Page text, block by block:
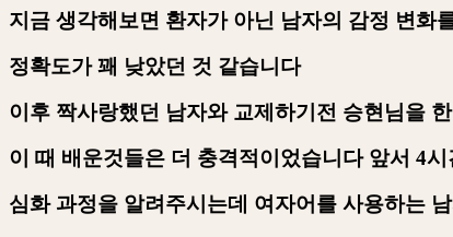
지금 생각해보면 환자가 아닌 남자의 감정 변화
정확도가 꽤 낮았던 것 같습니다
이후 짝사랑했던 남자와 교제하기전 승현님을 한
이 때 배운것들은 더 충격적이었습니다 앞서 4시
심화 과정을 알려주시는데 여자어를 사용하는